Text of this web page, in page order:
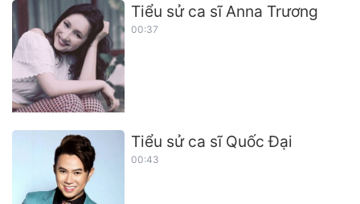
Tiểu sử ca sĩ Anna Trương
00:37
Tiểu sử ca sĩ Quốc Đại
00:43